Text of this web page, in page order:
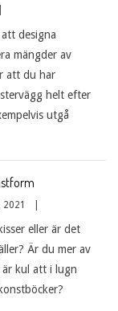
designa
mängder av
att du har
helt efter
utgå
2021
eller är det
Är du mer av
kul att i lugn